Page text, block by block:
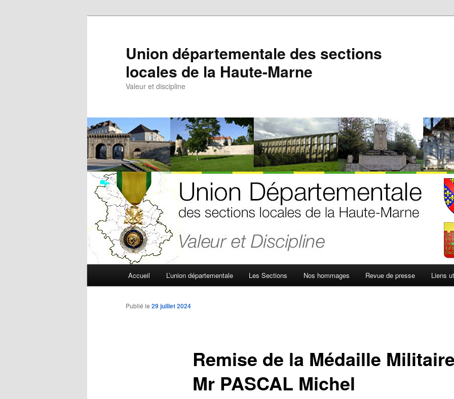
Union départementale des sections
locales de la Haute-Marne
Valeur et discipline
Accueil L’union départementale Les Sections Nos hommages Revue de presse Liens
Remise de la Médaille
Mr PASCAL Michel
Publié le 29 juillet 2024